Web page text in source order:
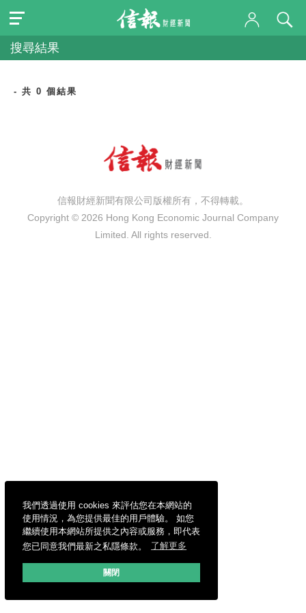
我們透過使用 cookies 來評估您在本網站的
使用情況，為您提供最佳的用戶體驗。 如您
繼續使用本網站所提供之內容或服務，即代表
您已同意我們最新之私隱條款。
了解更多
關閉
搜尋結果
- 共 0 個結果
信報財經新聞有限公司版權所有，不得轉載。
Copyright © 2026 Hong Kong Economic Journal Company
Limited. All rights reserved.